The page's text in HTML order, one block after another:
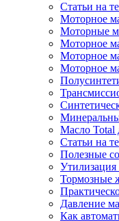
Статьи на
Моторное
Моторные
Моторное
Моторное
Моторное
Масло Total
Статьи на
Полезные
Утилизация
Тормозные
Давление
Как